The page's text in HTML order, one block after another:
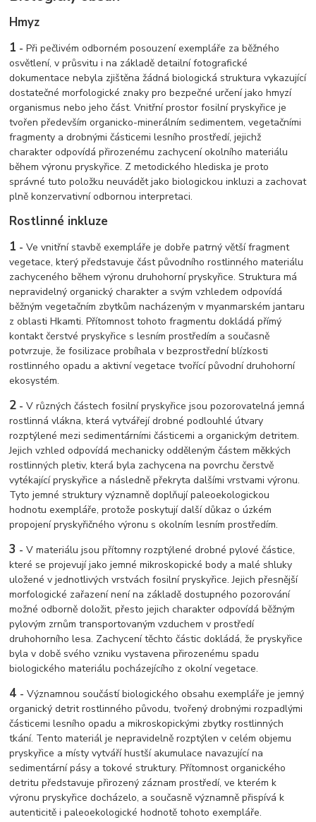
Hmyz
1 - Při pečlivém odborném posouzení exempláře za běžného
osvětlení, v průsvitu i na základě detailní fotografické
dokumentace nebyla zjištěna žádná biologická struktura vykazující
dostatečné morfologické znaky pro bezpečné určení jako hmyzí
organismus nebo jeho část. Vnitřní prostor fosilní pryskyřice je
tvořen především organicko-minerálním sedimentem, vegetačními
fragmenty a drobnými částicemi lesního prostředí, jejichž
charakter odpovídá přirozenému zachycení okolního materiálu
během výronu pryskyřice. Z metodického hlediska je proto
správné tuto položku neuvádět jako biologickou inkluzi a zachovat
plně konzervativní odbornou interpretaci.
Rostlinné inkluze
1 - Ve vnitřní stavbě exempláře je dobře patrný větší fragment
vegetace, který představuje část původního rostlinného materiálu
zachyceného během výronu druhohorní pryskyřice. Struktura má
nepravidelný organický charakter a svým vzhledem odpovídá
běžným vegetačním zbytkům nacházeným v myanmarském jantaru
z oblasti Hkamti. Přítomnost tohoto fragmentu dokládá přímý
kontakt čerstvé pryskyřice s lesním prostředím a současně
potvrzuje, že fosilizace probíhala v bezprostřední blízkosti
rostlinného opadu a aktivní vegetace tvořící původní druhohorní
ekosystém.
2 - V různých částech fosilní pryskyřice jsou pozorovatelná jemná
rostlinná vlákna, která vytvářejí drobné podlouhlé útvary
rozptýlené mezi sedimentárními částicemi a organickým detritem.
Jejich vzhled odpovídá mechanicky odděleným částem měkkých
rostlinných pletiv, která byla zachycena na povrchu čerstvě
vytékající pryskyřice a následně překryta dalšími vrstvami výronu.
Tyto jemné struktury významně doplňují paleoekologickou
hodnotu exempláře, protože poskytují další důkaz o úzkém
propojení pryskyřičného výronu s okolním lesním prostředím.
3 - V materiálu jsou přítomny rozptýlené drobné pylové částice,
které se projevují jako jemné mikroskopické body a malé shluky
uložené v jednotlivých vrstvách fosilní pryskyřice. Jejich přesnější
morfologické zařazení není na základě dostupného pozorování
možné odborně doložit, přesto jejich charakter odpovídá běžným
pylovým zrnům transportovaným vzduchem v prostředí
druhohorního lesa. Zachycení těchto částic dokládá, že pryskyřice
byla v době svého vzniku vystavena přirozenému spadu
biologického materiálu pocházejícího z okolní vegetace.
4 - Významnou součástí biologického obsahu exempláře je jemný
organický detrit rostlinného původu, tvořený drobnými rozpadlými
částicemi lesního opadu a mikroskopickými zbytky rostlinných
tkání. Tento materiál je nepravidelně rozptýlen v celém objemu
pryskyřice a místy vytváří hustší akumulace navazující na
sedimentární pásy a tokové struktury. Přítomnost organického
detritu představuje přirozený záznam prostředí, ve kterém k
výronu pryskyřice docházelo, a současně významně přispívá k
autenticitě i paleoekologické hodnotě tohoto exempláře.